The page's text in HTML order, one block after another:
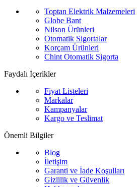
Toptan Elektrik Malzemeleri
Globe Bant
Nilson Ürünleri
Otomatik Sigortalar
Korçam Ürünleri
Chint Otomatik Sigorta
Faydalı İçerikler
Fiyat Listeleri
Markalar
Kampanyalar
Kargo ve Teslimat
Önemli Bilgiler
Blog
İletişim
Garanti ve İade Koşulları
Gizlilik ve Güvenlik